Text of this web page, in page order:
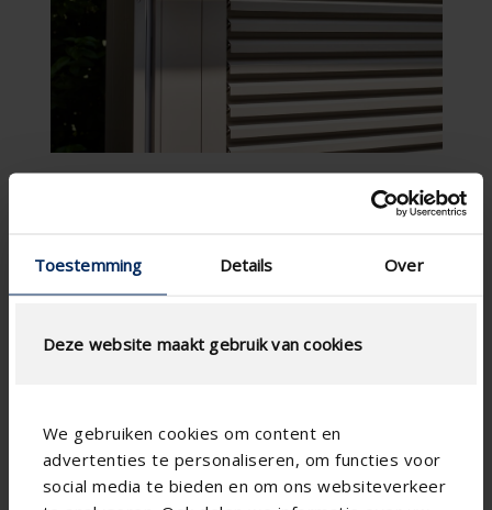
Toestemming Details Over
Deze website maakt gebruik van cookies
We gebruiken cookies om content en
advertenties te personaliseren, om functies voor
social media te bieden en om ons websiteverkeer